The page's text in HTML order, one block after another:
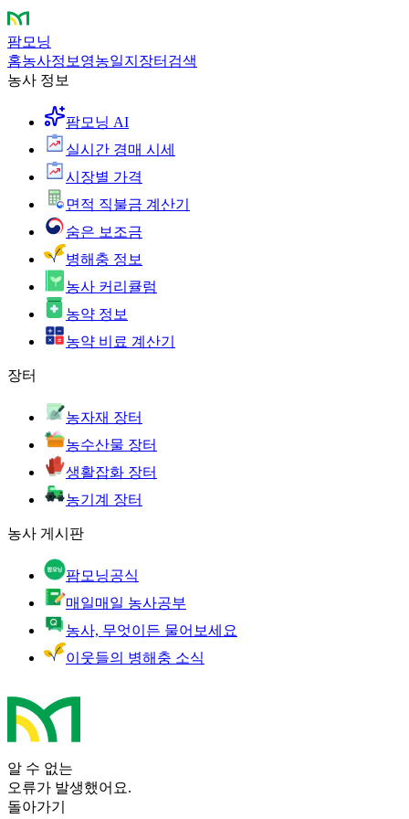
팜모닝
홈농사정보 영농일지 장터 검색
농사 정보
팜모닝 AI
실시간 경매 시세
시장별 가격
면적 직불금 계산기
숨은 보조금
병해충 정보
농사 커리큘럼
농약 정보
농약 비료 계산기
장터
농자재 장터
농수산물 장터
생활잡화 장터
농기계 장터
농사 게시판
팜모닝공식
매일매일 농사공부
농사, 무엇이든 물어보세요
이웃들의 병해충 소식
알 수 없는
오류가 발생했어요.
돌아가기